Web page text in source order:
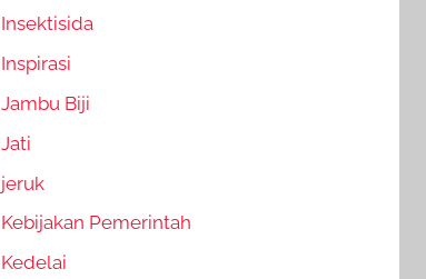
Insektisida
Inspirasi
Jambu Biji
Jati
jeruk
Kebijakan Pemerintah
Kedelai